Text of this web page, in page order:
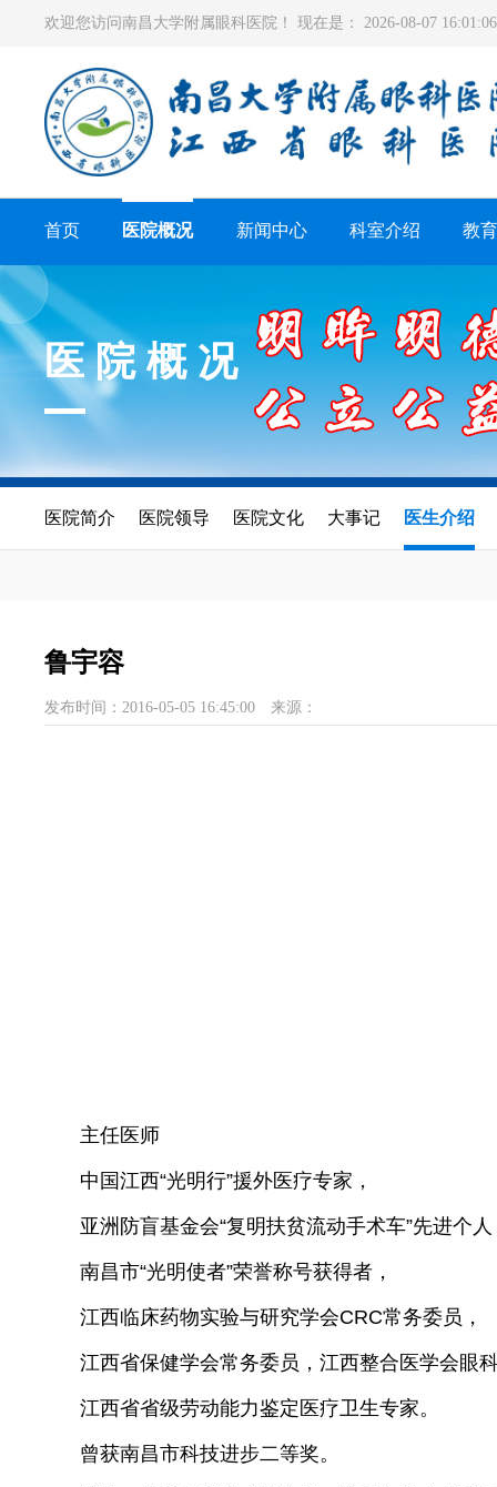
欢迎您访问南昌大学附属眼科医院！ 现在是： 2026-08-07
首页 医院概况 新闻中心 科室介绍 教
医院概况
医院简介 医院领导 医院文化 大事记 医生介绍
鲁宇容
发布时间：2016-05-05 16:45:00 来源：
主任医师
中国江西“光明行”援外医疗专家，
亚洲防盲基金会“复明扶贫流动手术车”先进个人
南昌市“光明使者”荣誉称号获得者，
江西临床药物实验与研究学会CRC常务委员，
江西省保健学会常务委员，江西整合医学会眼
江西省省级劳动能力鉴定医疗卫生专家。
曾获南昌市科技进步二等奖。